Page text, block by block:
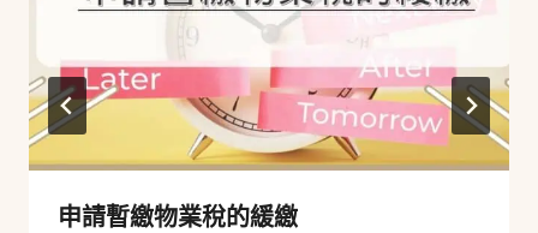
申請暫繳物業稅的緩繳